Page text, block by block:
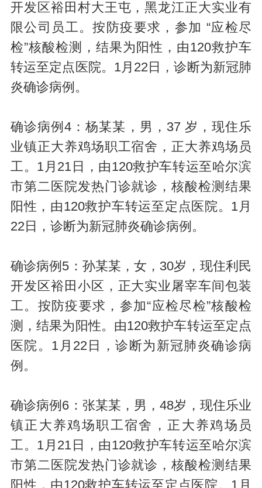
开发区裕田村大王屯，黑龙江正大实业有
限公司员工。按防疫要求，参加 “应检尽
检”核酸检测，结果为阳性，由120救护车
转运至定点医院。1月22日，诊断为新冠肺
炎确诊病例。
确诊病例4：杨某某，男，37 岁，现住乐
业镇正大养鸡场职工宿舍，正大养鸡场员
工。1月21日，由120救护车转运至哈尔滨
市第二医院发热门诊就诊，核酸检测结果
阳性，由120救护车转运至定点医院。1月
22日，诊断为新冠肺炎确诊病例。
确诊病例5：孙某某，女，30岁，现住利民
开发区裕田小区，正大实业屠宰车间包装
工。按防疫要求，参加“应检尽检”核酸检
测，结果为阳性。由120救护车转运至定点
医院。1月22日，诊断为新冠肺炎确诊病
例。
确诊病例6：张某某，男，48岁，现住乐业
镇正大养鸡场职工宿舍，正大养鸡场员
工。1月21日，由120救护车转运至哈尔滨
市第二医院发热门诊就诊，核酸检测结果
阳性，由120救护车转运至定点医院。1月